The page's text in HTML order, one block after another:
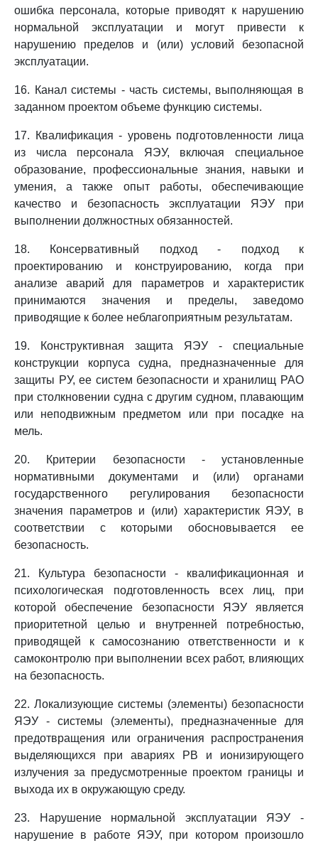
ошибка персонала, которые приводят к нарушению
нормальной эксплуатации и могут привести к
нарушению пределов и (или) условий безопасной
эксплуатации.
16. Канал системы - часть системы, выполняющая в
заданном проектом объеме функцию системы.
17. Квалификация - уровень подготовленности лица
из числа персонала ЯЭУ, включая специальное
образование, профессиональные знания, навыки и
умения, а также опыт работы, обеспечивающие
качество и безопасность эксплуатации ЯЭУ при
выполнении должностных обязанностей.
18. Консервативный подход - подход к
проектированию и конструированию, когда при
анализе аварий для параметров и характеристик
принимаются значения и пределы, заведомо
приводящие к более неблагоприятным результатам.
19. Конструктивная защита ЯЭУ - специальные
конструкции корпуса судна, предназначенные для
защиты РУ, ее систем безопасности и хранилищ РАО
при столкновении судна с другим судном, плавающим
или неподвижным предметом или при посадке на
мель.
20. Критерии безопасности - установленные
нормативными документами и (или) органами
государственного регулирования безопасности
значения параметров и (или) характеристик ЯЭУ, в
соответствии с которыми обосновывается ее
безопасность.
21. Культура безопасности - квалификационная и
психологическая подготовленность всех лиц, при
которой обеспечение безопасности ЯЭУ является
приоритетной целью и внутренней потребностью,
приводящей к самосознанию ответственности и к
самоконтролю при выполнении всех работ, влияющих
на безопасность.
22. Локализующие системы (элементы) безопасности
ЯЭУ - системы (элементы), предназначенные для
предотвращения или ограничения распространения
выделяющихся при авариях РВ и ионизирующего
излучения за предусмотренные проектом границы и
выхода их в окружающую среду.
23. Нарушение нормальной эксплуатации ЯЭУ -
нарушение в работе ЯЭУ, при котором произошло